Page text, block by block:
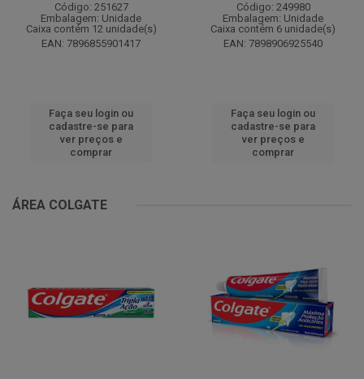
Código: 251627
Embalagem: Unidade
Caixa contém 12 unidade(s)
EAN: 7896855901417
Faça seu login ou
cadastre-se para
ver preços e
comprar
Código: 249980
Embalagem: Unidade
Caixa contém 6 unidade(s)
EAN: 7898906925540
Faça seu login ou
cadastre-se para
ver preços e
comprar
ÁREA COLGATE